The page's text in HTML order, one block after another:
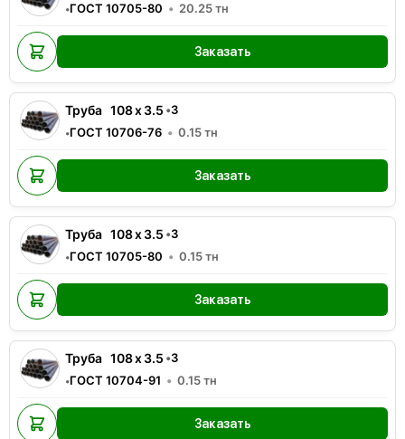
•ГОСТ 10705-80 20.25тн
Заказать
Труба 108x3.5 •3
•ГОСТ 10706-76 0.15тн
Заказать
Труба 108x3.5 •3
•ГОСТ 10705-80 0.15тн
Заказать
Труба 108x3.5 •3
•ГОСТ 10704-91 0.15тн
Заказать